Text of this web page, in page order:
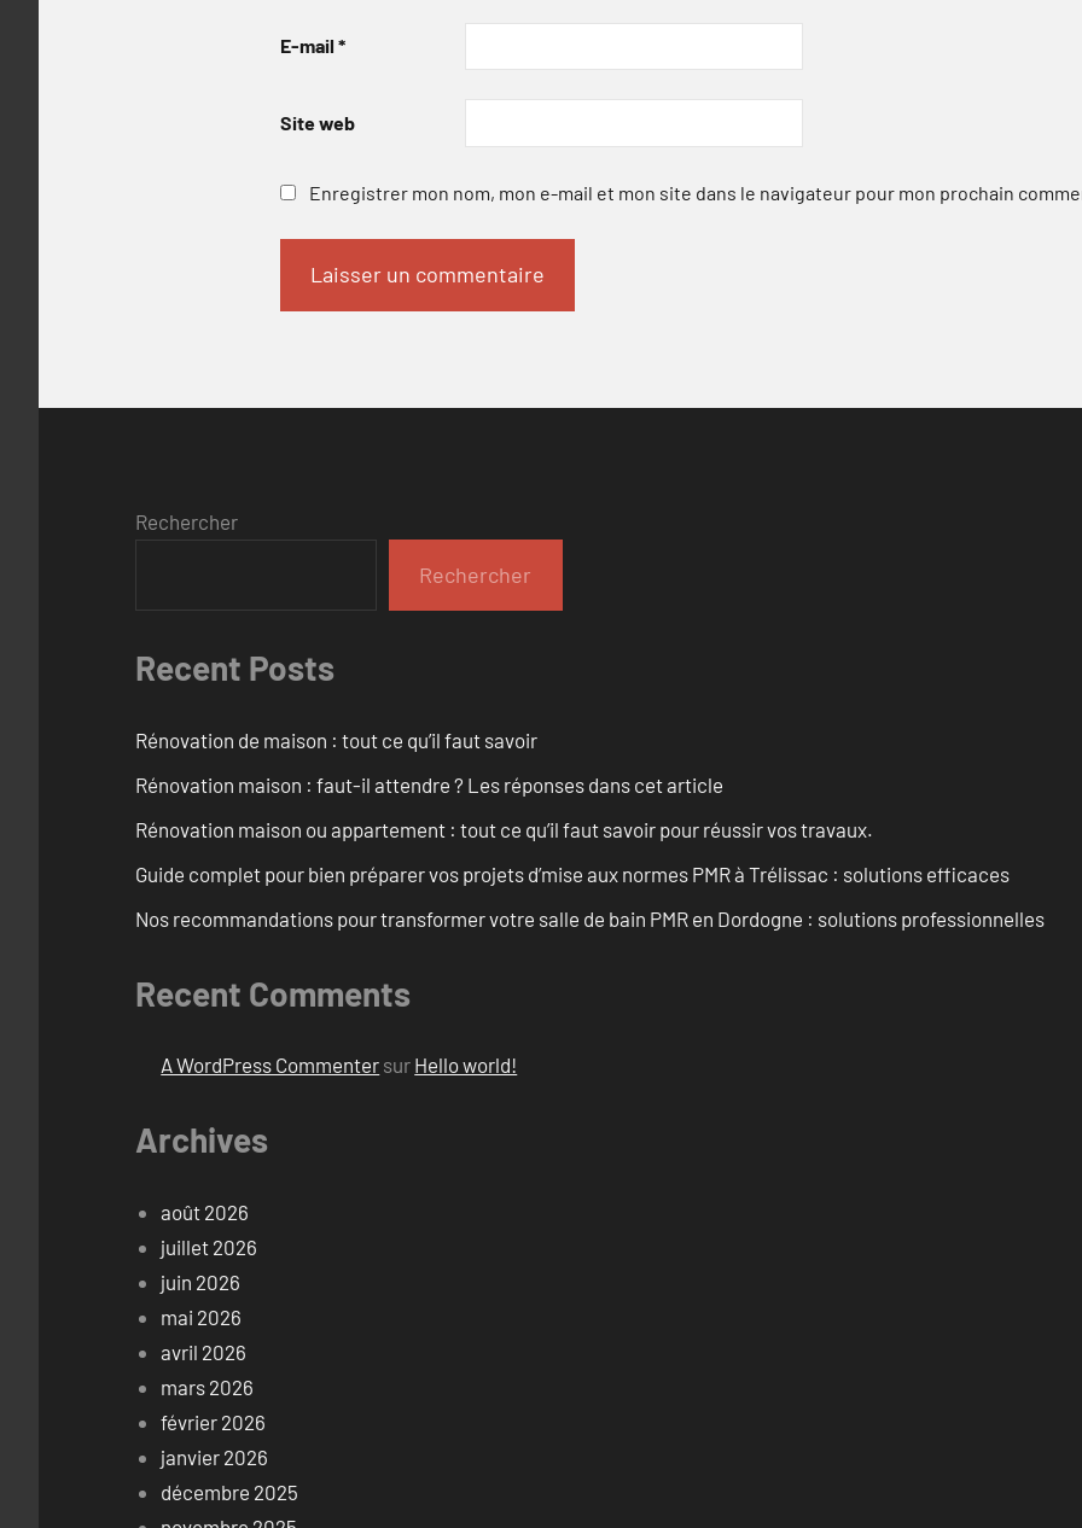
E-mail *
Site web
Enregistrer mon nom, mon e-mail et mon site dans le navigateur pour mon prochain
Rechercher
Rechercher
Recent Posts
Rénovation de maison : tout ce qu’il faut savoir
Rénovation maison : faut-il attendre ? Les réponses dans cet article
Rénovation maison ou appartement : tout ce qu’il faut savoir pour réussir vos travaux.
Guide complet pour bien préparer vos projets d’mise aux normes PMR à Trélissac : solutions efficaces
Nos recommandations pour transformer votre salle de bain PMR en Dordogne : solutions professionnelles
Recent Comments
A WordPress Commenter sur Hello world!
Archives
août 2026
juillet 2026
juin 2026
mai 2026
avril 2026
mars 2026
février 2026
janvier 2026
décembre 2025